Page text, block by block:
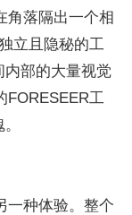
角落隔出一个相
立且隐秘的工
内部的大量视觉
FORESEER工
一种体验。整个